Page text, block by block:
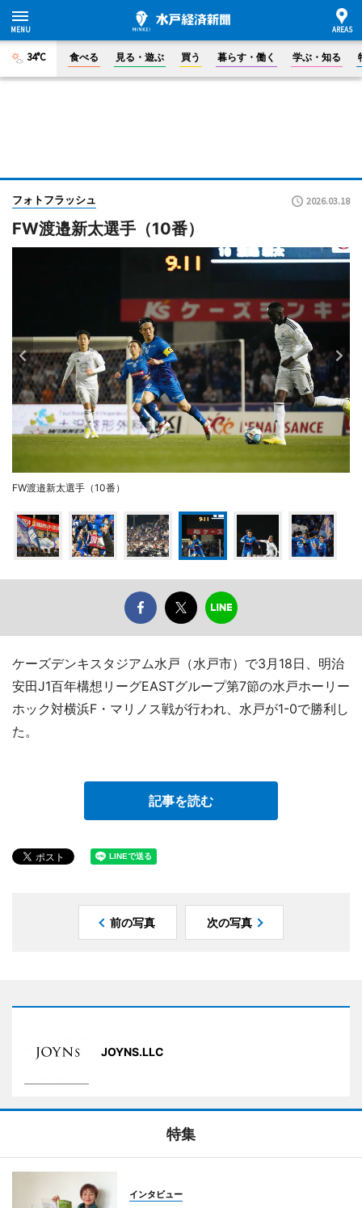
34°C 食べる 見る・遊ぶ 買う 暮らす・働く 学ぶ・知る
フォトフラッシュ 2026.03.18
FW渡邉新太選手（10番）
FW渡邉新太選手（10番）
ケーズデンキスタジアム水戸（水戸市）で3月18日、明治
安田J1百年構想リーグEASTグループ第7節の水戸ホーリー
ホック対横浜F・マリノス戦が行われ、水戸が1-0で勝利し
た。
記事を読む
前の写真 次の写真
JOYNS.LLC
特集
インタビュー